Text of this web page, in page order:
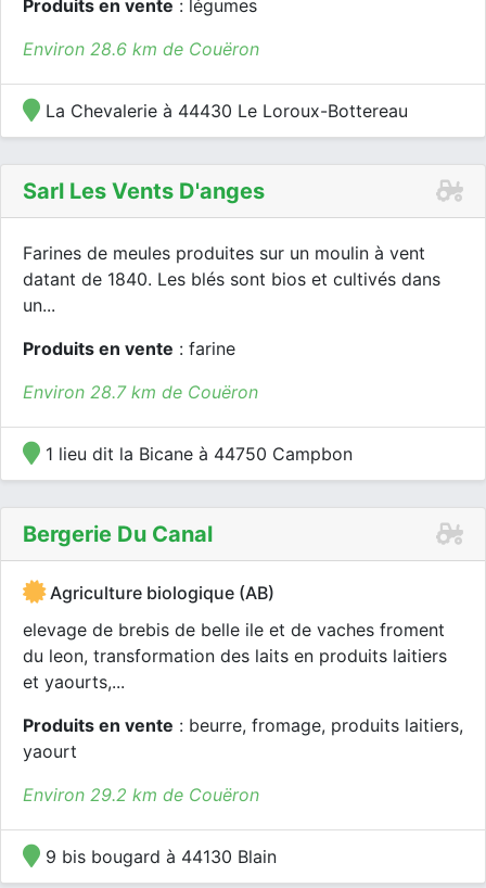
Produits en vente : légumes
Environ 28.6 km de Couëron
La Chevalerie à 44430 Le Loroux-Bottereau
Sarl Les Vents D'anges
Farines de meules produites sur un moulin à vent
datant de 1840. Les blés sont bios et cultivés dans
un...
Produits en vente : farine
Environ 28.7 km de Couëron
1 lieu dit la Bicane à 44750 Campbon
Bergerie Du Canal
Agriculture biologique (AB)
elevage de brebis de belle ile et de vaches froment
du leon, transformation des laits en produits laitiers
et yaourts,...
Produits en vente : beurre, fromage, produits laitiers,
yaourt
Environ 29.2 km de Couëron
9 bis bougard à 44130 Blain